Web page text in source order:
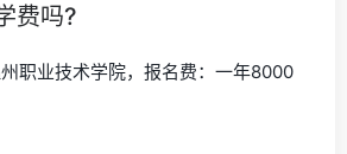
费吗?
职业技术学院，报名费：一年8000